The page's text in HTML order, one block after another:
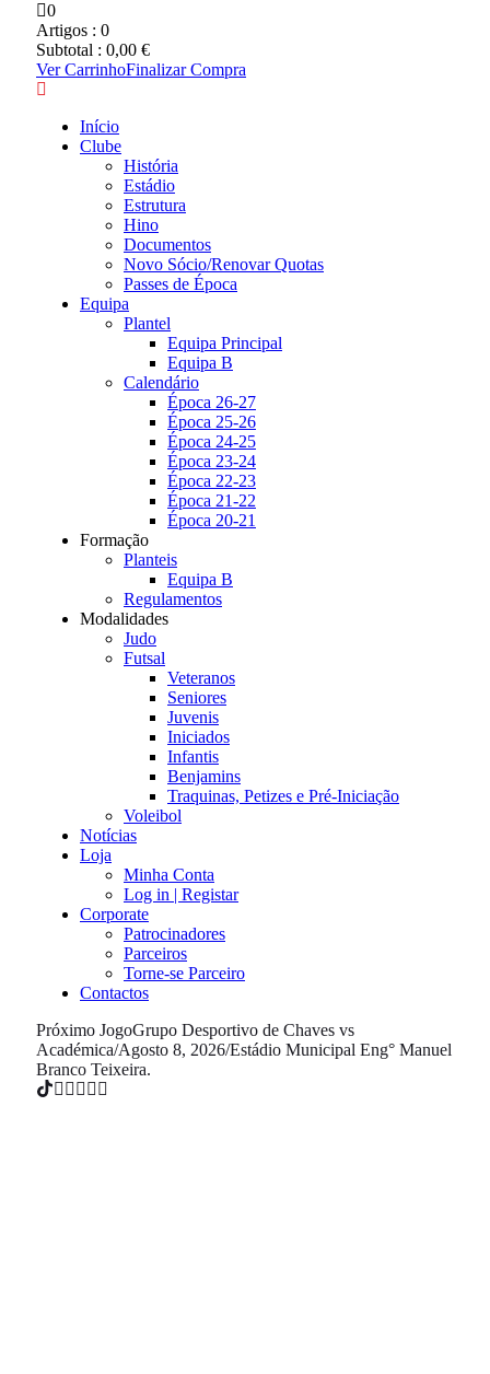
0
Artigos : 0
Subtotal : 0,00 €
Ver CarrinhoFinalizar Compra
Início
Clube
História
Estádio
Estrutura
Hino
Documentos
Novo Sócio/Renovar Quotas
Passes de Época
Equipa
Plantel
Equipa Principal
Equipa B
Calendário
Época 26-27
Época 25-26
Época 24-25
Época 23-24
Época 22-23
Época 21-22
Época 20-21
Formação
Planteis
Equipa B
Regulamentos
Modalidades
Judo
Futsal
Veteranos
Seniores
Juvenis
Iniciados
Infantis
Benjamins
Traquinas, Petizes e Pré-Iniciação
Voleibol
Notícias
Loja
Minha Conta
Log in | Registar
Corporate
Patrocinadores
Parceiros
Torne-se Parceiro
Contactos
Próximo JogoGrupo Desportivo de Chaves vs
Académica/Agosto 8, 2026/Estádio Municipal Eng° Manuel
Branco Teixeira.